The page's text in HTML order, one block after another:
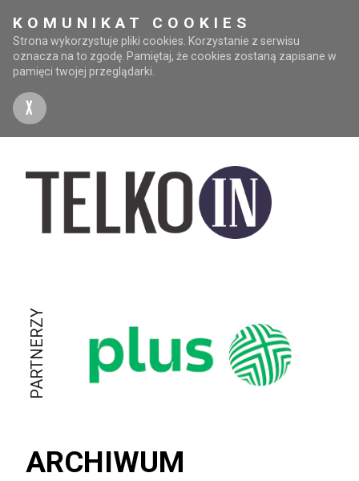
KOMUNIKAT COOKIES
Strona wykorzystuje pliki cookies. Korzystanie z serwisu
oznacza na to zgodę. Pamiętaj, że cookies zostaną zapisane w
pamięci twojej przeglądarki.
X
PARTNERZY
ARCHIWUM